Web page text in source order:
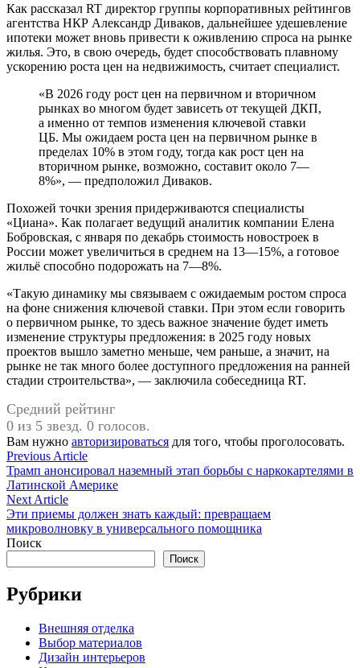
Как рассказал RT директор группы корпоративных рейтингов
агентства НКР Александр Диваков, дальнейшее удешевление
ипотеки может вновь привести к оживлению спроса на рынке
жилья. Это, в свою очередь, будет способствовать плавному
ускорению роста цен на недвижимость, считает специалист.
«В 2026 году рост цен на первичном и вторичном
рынках во многом будет зависеть от текущей ДКП,
а именно от темпов изменения ключевой ставки
ЦБ. Мы ожидаем роста цен на первичном рынке в
пределах 10% в этом году, тогда как рост цен на
вторичном рынке, возможно, составит около 7—
8%», — предположил Диваков.
Похожей точки зрения придерживаются специалисты
«Циана». Как полагает ведущий аналитик компании Елена
Бобровская, с января по декабрь стоимость новостроек в
России может увеличиться в среднем на 13—15%, а готовое
жильё способно подорожать на 7—8%.
«Такую динамику мы связываем с ожидаемым ростом спроса
на фоне снижения ключевой ставки. При этом если говорить
о первичном рынке, то здесь важное значение будет иметь
изменение структуры предложения: в 2025 году новых
проектов вышло заметно меньше, чем раньше, а значит, на
рынке не так много более доступного предложения на ранней
стадии строительства», — заключила собеседница RT.
Средний рейтинг
0 из 5 звезд. 0 голосов.
Вам нужно авторизироваться для того, чтобы проголосовать.
Навигация
по
записям
Previous ArticlePrevious
article:
Трамп анонсировал наземный этап борьбы с наркокартелями в
Латинской Америке
Next ArticleNext
article:
Эти приемы должен знать каждый: превращаем
микроволновку в универсального помощника
Поиск
Поиск
Рубрики
Внешняя отделка
Выбор материалов
Дизайн интерьеров